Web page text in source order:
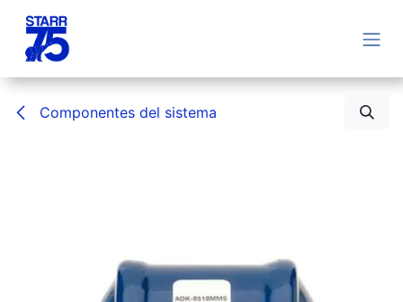
Componentes del sistema